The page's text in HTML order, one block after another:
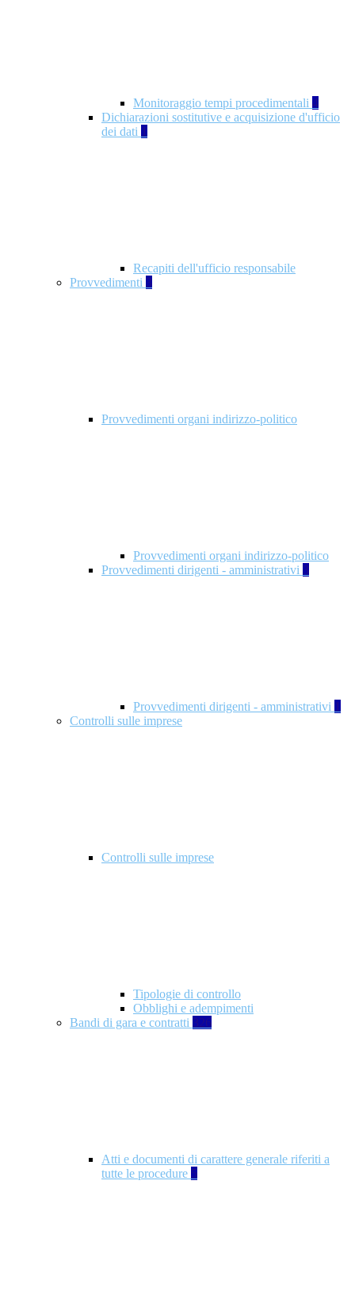
Monitoraggio tempi procedimentali 4
Dichiarazioni sostitutive e acquisizione d'ufficio
dei dati 1
Recapiti dell'ufficio responsabile
Provvedimenti 3
Provvedimenti organi indirizzo-politico
Provvedimenti organi indirizzo-politico
Provvedimenti dirigenti - amministrativi 3
Provvedimenti dirigenti - amministrativi 1
Controlli sulle imprese
Controlli sulle imprese
Tipologie di controllo
Obblighi e adempimenti
Bandi di gara e contratti 326
Atti e documenti di carattere generale riferiti a
tutte le procedure 5